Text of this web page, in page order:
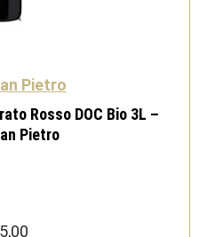
Pietro
Rosso DOC Bio 3L –
Pietro